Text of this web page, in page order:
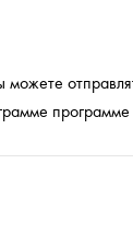
программе